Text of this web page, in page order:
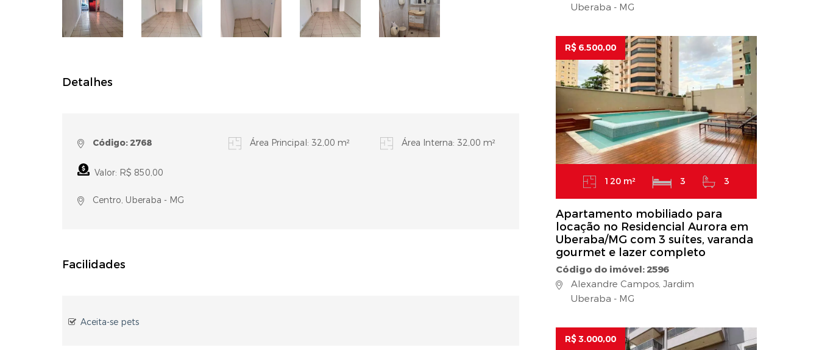
Detalhes
Código: 2768 Área Principal: 32,00 m² Área Interna: 32,00 m²
Valor: R$ 850,00
Centro, Uberaba - MG
Facilidades
Aceita-se pets
Uberaba - MG
R$ 6.500,00
120 m² 3 3
Apartamento mobiliado para
locação no Residencial Aurora em
Uberaba/MG com 3 suítes, varanda
gourmet e lazer completo
Código do imóvel: 2596
Alexandre Campos, Jardim
Uberaba - MG
R$ 3.000,00